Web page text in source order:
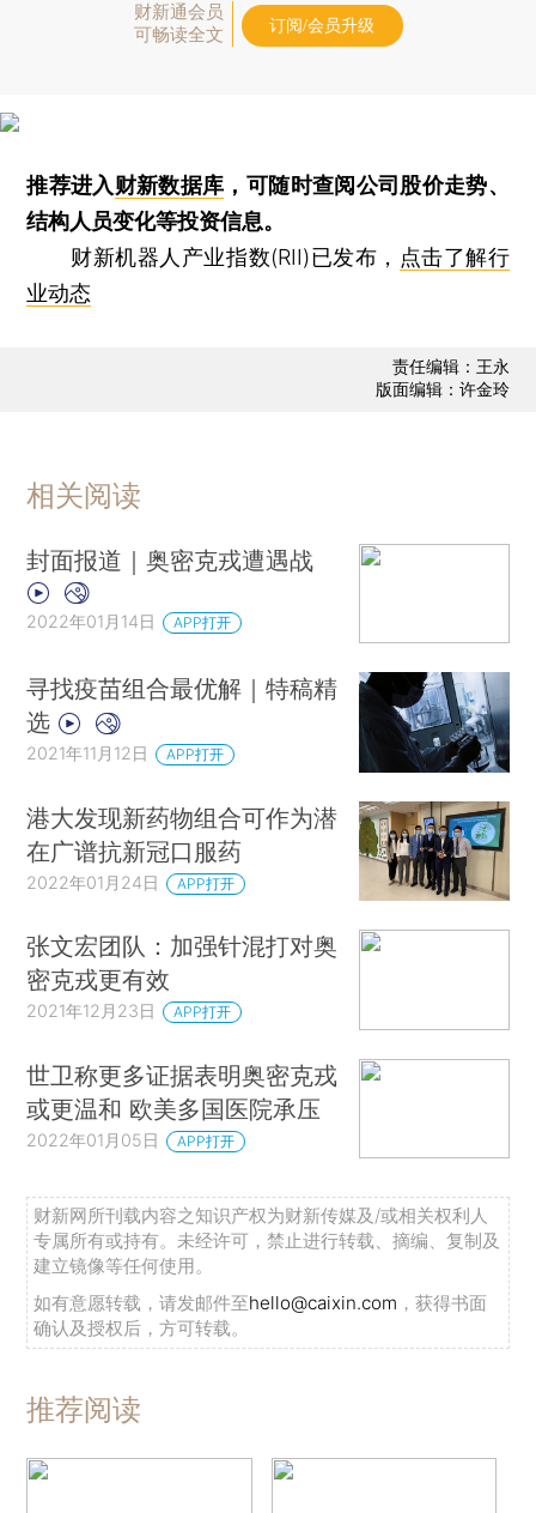
财新通会员
可畅读全文
订阅/会员升级
推荐进入财新数据库 ，可随时查阅公司股价走势、
结构人员变化等投资信息。
财新机器人产业指数(RII)已发布， 点击了解行
业动态
责任编辑：王永
版面编辑：许金玲
相关阅读
封面报道｜奥密克戎遭遇战
2022年01月14日 APP打开
寻找疫苗组合最优解｜特稿精
选
2021年11月12日 APP打开
港大发现新药物组合可作为潜
在广谱抗新冠口服药
2022年01月24日 APP打开
张文宏团队：加强针混打对奥
密克戎更有效
2021年12月23日 APP打开
世卫称更多证据表明奥密克戎
或更温和 欧美多国医院承压
2022年01月05日 APP打开
财新网所刊载内容之知识产权为财新传媒及/或相关权利人
专属所有或持有。未经许可，禁止进行转载、摘编、复制及
建立镜像等任何使用。
如有意愿转载，请发邮件至hello@caixin.com ，获得书面
确认及授权后，方可转载。
推荐阅读